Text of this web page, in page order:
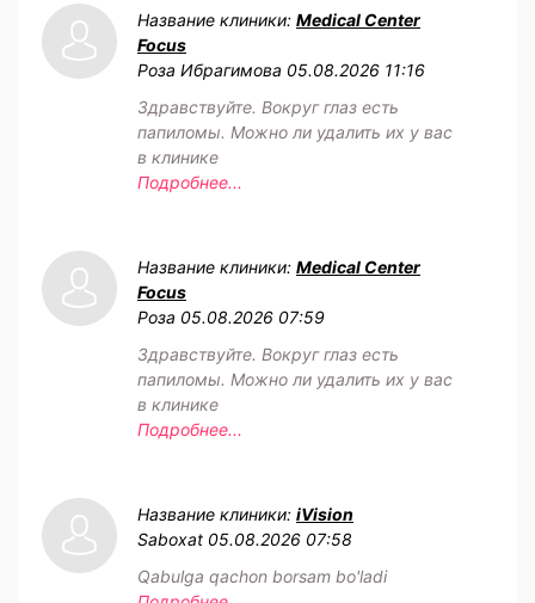
Название клиники: Medical Center
Focus
Роза Ибрагимова 05.08.2026 11:16
Здравствуйте. Вокруг глаз есть
папиломы. Можно ли удалить их у вас
в клинике
Подробнее...
Название клиники: Medical Center
Focus
Роза 05.08.2026 07:59
Здравствуйте. Вокруг глаз есть
папиломы. Можно ли удалить их у вас
в клинике
Подробнее...
Название клиники: iVision
Saboxat 05.08.2026 07:58
Qabulga qachon borsam bo'ladi